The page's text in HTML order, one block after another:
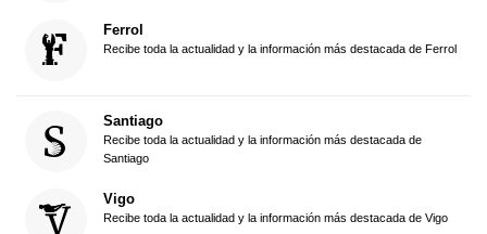
Ferrol
Recibe toda la actualidad y la información más destacada de Ferrol
Santiago
Recibe toda la actualidad y la información más destacada de
Santiago
Vigo
Recibe toda la actualidad y la información más destacada de Vigo